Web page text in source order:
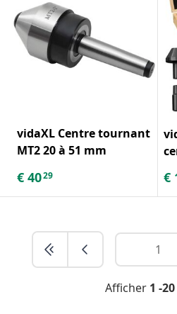
vidaXL Centre tournant
MT2 20 à 51 mm
€ 4029 €
Afficher 1 -20